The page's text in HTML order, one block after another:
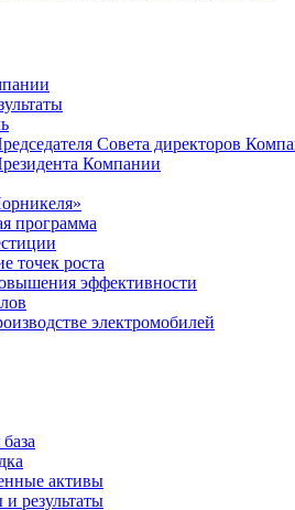
Совета директоров
Компании
программа
точек роста
эффективности
электромобилей
активы
результаты